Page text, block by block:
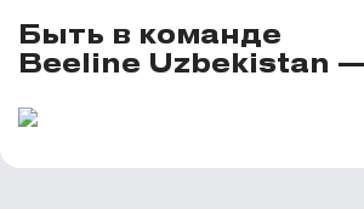
Быть в команде
Beeline Uzbekistan